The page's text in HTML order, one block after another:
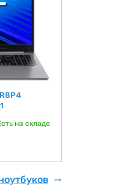
на складе